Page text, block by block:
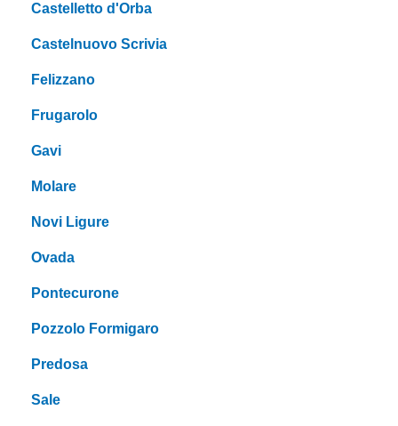
Castelletto d'Orba
Castelnuovo Scrivia
Felizzano
Frugarolo
Gavi
Molare
Novi Ligure
Ovada
Pontecurone
Pozzolo Formigaro
Predosa
Sale